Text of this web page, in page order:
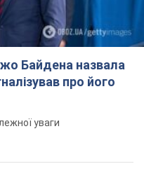
ведучу
в
"і"
Відео